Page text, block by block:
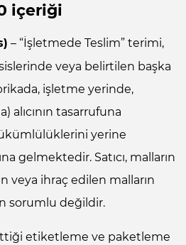
içeriği
– “İşletmede Teslim” terimi,
veya belirtilen başka
işletme yerinde,
alıcının tasarrufuna
yerine
gelmektedir. Satıcı, malların
veya ihraç edilen malların
sorumlu değildir.
ettiği etiketleme ve paketleme